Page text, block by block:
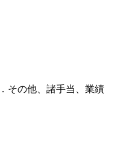
その他、諸手当、業績